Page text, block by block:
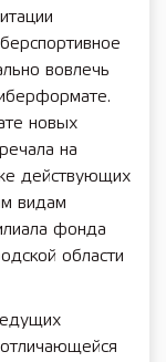
вовлечь
новых
на
действующих
видам
фонда
области